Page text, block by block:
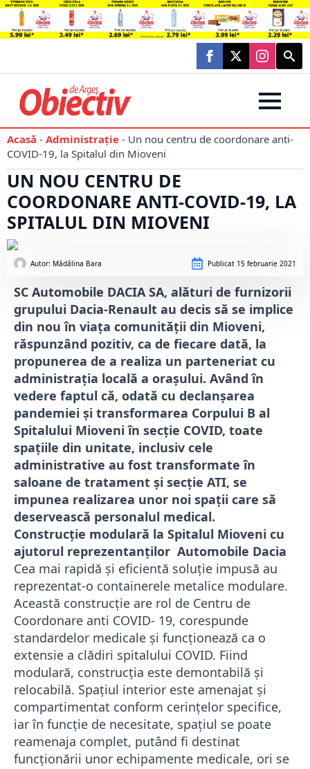
Search
for:
Acasă - Administraţie - Un nou centru de coordonare anti-
COVID-19, la Spitalul din Mioveni
UN NOU CENTRU DE
COORDONARE ANTI-COVID-19, LA
SPITALUL DIN MIOVENI
Autor: Mădălina Bara Publicat 15 februarie 2021
SC Automobile DACIA SA, alături de furnizorii
grupului Dacia-Renault au decis să se implice
din nou în viața comunității din Mioveni,
răspunzând pozitiv, ca de fiecare dată, la
propunerea de a realiza un parteneriat cu
administrația locală a orașului. Având în
vedere faptul că, odată cu declanșarea
pandemiei și transformarea Corpului B al
Spitalului Mioveni în secție COVID, toate
spațiile din unitate, inclusiv cele
administrative au fost transformate în
saloane de tratament și secție ATI, se
impunea realizarea unor noi spații care să
deservească personalul medical.
Construcție modulară la Spitalul Mioveni cu
ajutorul reprezentanților Automobile Dacia
Cea mai rapidă și eficientă soluție impusă au
reprezentat-o containerele metalice modulare.
Această construcție are rol de Centru de
Coordonare anti COVID- 19, corespunde
standardelor medicale și funcționează ca o
extensie a clădiri spitalului COVID. Fiind
modulară, construcția este demontabilă și
relocabilă. Spațiul interior este amenajat și
compartimentat conform cerințelor specifice,
iar în funcție de necesitate, spațiul se poate
reamenaja complet, putând fi destinat
funcționării unor echipamente medicale, ori se